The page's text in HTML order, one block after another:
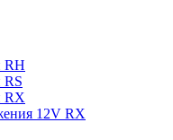
RH
RS
RX
12V RX